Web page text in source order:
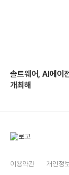
솔트웨어, AI에이
개최해
이용약관 개인정